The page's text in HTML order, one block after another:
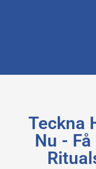
Teckna
Nu -